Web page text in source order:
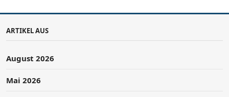
ARTIKEL AUS
August 2026
Mai 2026